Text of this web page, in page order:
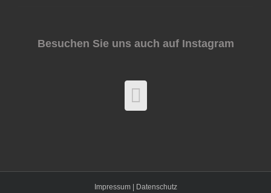
Besuchen Sie uns auch auf Instagram
Impressum | Datenschutz